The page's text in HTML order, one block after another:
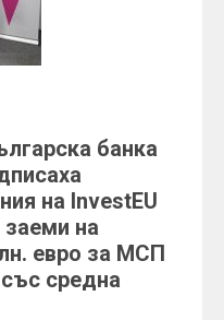
банка
на InvestEU
заеми на
евро за МСП
средна